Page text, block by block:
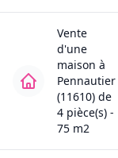
Vente
d'une
maison à
Pennautier
(11610) de
4 pièce(s) -
75 m2